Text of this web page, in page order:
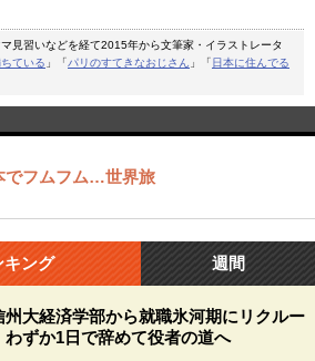
見習いなどを経て2015年から文筆家・イラストレータ
ている 」「パリのすてきなおじさん 」「日本に住んでる
でフムフム…世界旅
キング 週間
州大経済学部から就職氷河期にリクルー
わずか1日で辞めて役者の道へ